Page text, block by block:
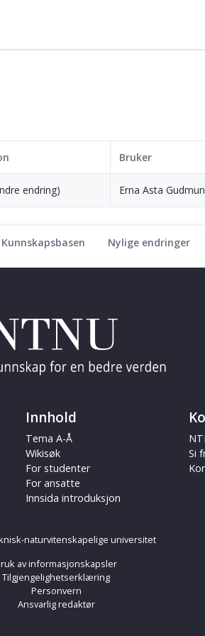
Kunnskapsbasen Nylige endringer
Bruker
endring) Erna Asta
Innhold
Tema A-Å
Wikisøk
For studenter
For ansatte
Innsida introduksjon
Si
naturvitenskapelige universitet
av informasjonskapsler
Tilgjengelighetserklæring
Personvern
Ansvarlig redaktør